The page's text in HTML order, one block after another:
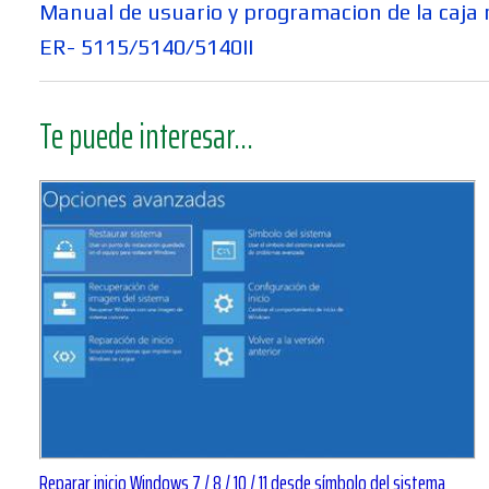
de
entradas
Entrada
anterior:
Manual de usuario y programacion de la caja
ER- 5115/5140/5140II
Te puede interesar...